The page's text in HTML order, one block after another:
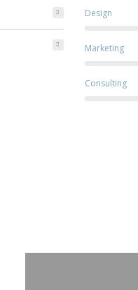
Design
Marketing
Consulting